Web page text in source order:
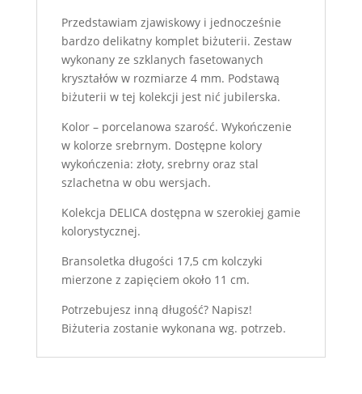
Przedstawiam zjawiskowy i jednocześnie
bardzo delikatny komplet biżuterii. Zestaw
wykonany ze szklanych fasetowanych
kryształów w rozmiarze 4 mm. Podstawą
biżuterii w tej kolekcji jest nić jubilerska.
Kolor – porcelanowa szarość. Wykończenie
w kolorze srebrnym. Dostępne kolory
wykończenia: złoty, srebrny oraz stal
szlachetna w obu wersjach.
Kolekcja DELICA dostępna w szerokiej gamie
kolorystycznej.
Bransoletka długości 17,5 cm kolczyki
mierzone z zapięciem około 11 cm.
Potrzebujesz inną długość? Napisz!
Biżuteria zostanie wykonana wg. potrzeb.